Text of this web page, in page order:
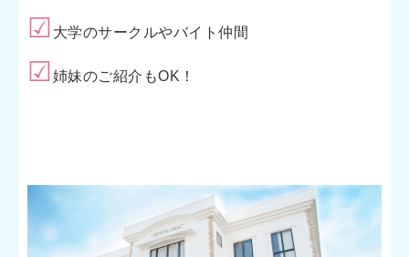
☑︎ 大学のサークルやバイト仲間
☑︎姉妹のご紹介もOK！